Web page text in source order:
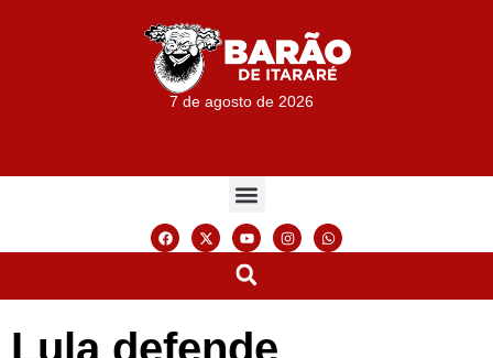
7 de agosto de 2026
Lula defende